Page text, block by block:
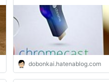
dobonkai.hatenablog.com